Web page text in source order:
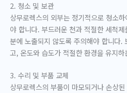
2. 청소 및 보관
상무로렉스의 외부는 정기적으로 청소
야 합니다. 부드러운 천과 적절한 세척
분에 노출되지 않도록 주의해야 합니다.
고, 온도와 습도가 적절한 환경을 유지
3. 수리 및 부품 교체
상무로렉스의 부품이 마모되거나 손상